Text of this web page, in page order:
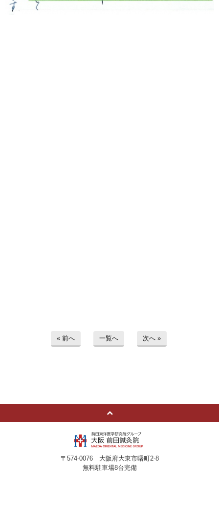
« 前へ 一覧へ 次へ »
〒574-0076 大阪府大東市曙町2-8
無料駐車場8台完備